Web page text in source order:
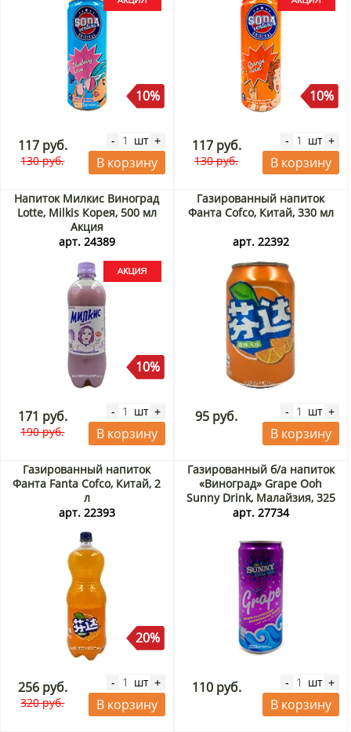
10%
117 руб.
130 руб.
- шт +
В корзину
10%
117 руб.
130 руб.
- шт +
В корзину
Напиток Милкис Виноград
Lotte, Milkis Корея, 500 мл
Акция
арт. 24389
10%
171 руб.
190 руб.
- шт +
В корзину
Газированный напиток
Фанта Cofco, Китай, 330 мл
арт. 22392
95 руб. - шт +
В корзину
Газированный напиток
Фанта Fanta Cofco, Китай, 2
л
арт. 22393
20%
256 руб.
320 руб.
- шт +
В корзину
Газированный б/а напиток
«Виноград» Grape Ooh
Sunny Drink, Малайзия, 325
мл
арт. 27734
110 руб. - шт +
В корзину